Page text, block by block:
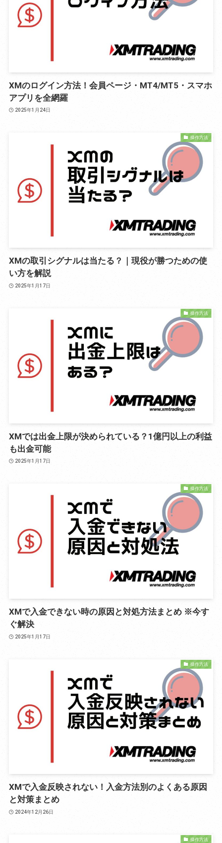
XMのログイン方法！会員ページ・MT4/MT5・スマホ
アプリを全網羅
2025年1月24日
操作方法
XMの取引シグナルは当たる？｜現役が勝つための使
い方を解説
2025年1月17日
操作方法
XMでは出金上限が決められている？1億円以上の利益
も出金可能
2025年1月17日
操作方法
XMで入金できない時の原因と対処方法まとめ ※今す
ぐ解決
2025年1月17日
操作方法
XMで入金反映されない！入金方法別のよくある原因
と対策まとめ
2024年12月26日
操作方法